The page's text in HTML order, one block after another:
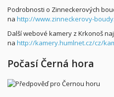
Podrobnosti o Zinneckerových
na http://www.zinneckerovy-
Další webové kamery z Krkonoš
na http://kamery.humlnet.cz/cz/
Počasí Černá hora